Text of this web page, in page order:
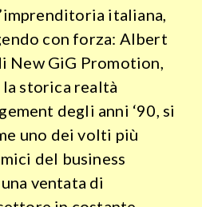
italiana,
con forza: Albert
New GiG Promotion,
storica realtà
degli anni ‘90, si
uno dei volti più
del business
ventata di